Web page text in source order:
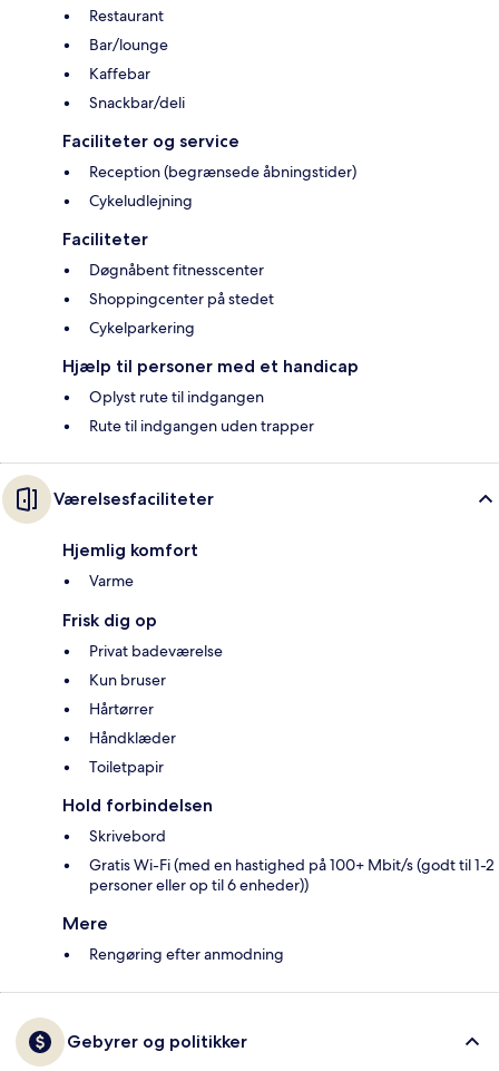
Restaurant
Bar/lounge
Kaffebar
Snackbar/deli
Faciliteter og service
Reception (begrænsede åbningstider)
Cykeludlejning
Faciliteter
Døgnåbent fitnesscenter
Shoppingcenter på stedet
Cykelparkering
Hjælp til personer med et handicap
Oplyst rute til indgangen
Rute til indgangen uden trapper
Værelsesfaciliteter
Hjemlig komfort
Varme
Frisk dig op
Privat badeværelse
Kun bruser
Hårtørrer
Håndklæder
Toiletpapir
Hold forbindelsen
Skrivebord
Gratis Wi-Fi (med en hastighed på 100+ Mbit/s (godt til 1-2
personer eller op til 6 enheder))
Mere
Rengøring efter anmodning
Gebyrer og politikker